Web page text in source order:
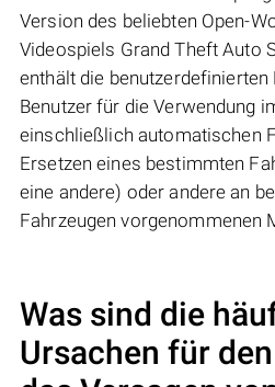
Version des beliebten Open-
Videospiels Grand Theft Auto
enthält die
Benutzer für die Verwendung
einschließlich automatischen
Ersetzen eines bestimmten
eine andere) oder andere an
Fahrzeugen vorgenommenen
Was sind die
Ursachen für